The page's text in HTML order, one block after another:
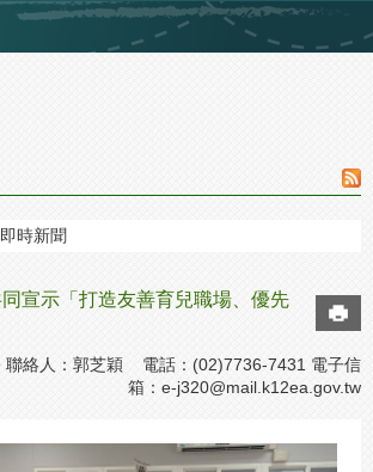
即時新聞
宣示「打造友善育兒職場、優先
聯絡人：郭芝穎 電話：(02)7736-7431 電子信
箱： e-j320@mail.k12ea.gov.tw